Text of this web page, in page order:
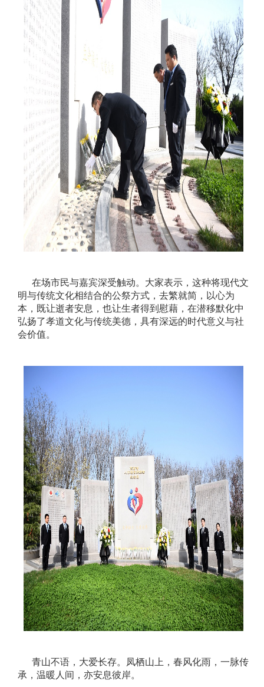
在场市民与嘉宾深受触动。大家表示，这种将现代文
明与传统文化相结合的公祭方式，去繁就简，以心为
本，既让逝者安息，也让生者得到慰藉，在潜移默化中
弘扬了孝道文化与传统美德，具有深远的时代意义与社
会价值。
青山不语，大爱长存。凤栖山上，春风化雨，一脉传
承，温暖人间，亦安息彼岸。